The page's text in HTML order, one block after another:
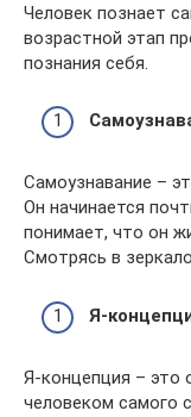
Человек познает
возрастной этап
познания себя.
Самоузнавание –
Он начинается
понимает, что он
Смотрясь в
Я-
Я-концепция – это
человеком самого